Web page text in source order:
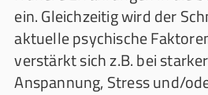
ein. Gleichzeitig wird der
aktuelle psychische
verstärkt sich z.B. bei
Anspannung, Stress und/